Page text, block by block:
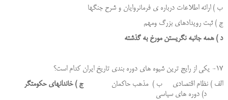
ب ) ارائه اطلاعات درباره ی فرمانروایان و شرح جنگها
ج ) ثبت رویدادهای بزرگ ومهم
د ) همه جانبه نگریستن مورخ به گذشته
17- یکی از رایج ترین شیوه های دوره بندی تاریخ ایران کدام است؟
الف ) نظام اقتصادی ب ) مذهب حاکمانج ) خاندانهای حکومتگر
د) دوره های سیاسی